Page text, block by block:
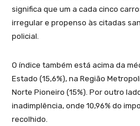
significa que um a cada cinco
irregular e propenso às citadas
policial.
O índice também está acima da
Estado (15,6%), na Região
Norte Pioneiro (15%). Por outro
inadimplência, onde 10,96% do
recolhido.